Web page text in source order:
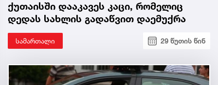
ქუთაისში დააკავეს კაცი, რომელიც
დედას სახლის გადაწვით დაემუქრა
სამართალი 29 წუთის წინ